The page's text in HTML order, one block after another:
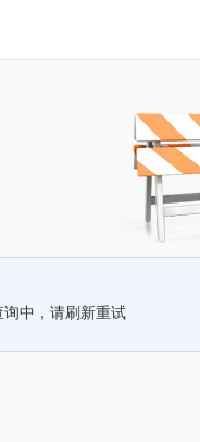
询中，请刷新重试